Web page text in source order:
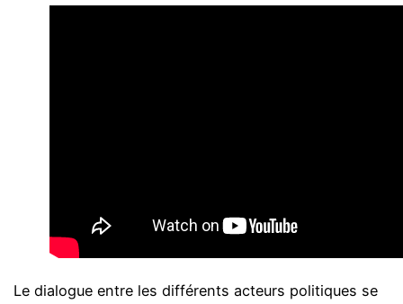
Le dialogue entre les différents acteurs politiques se